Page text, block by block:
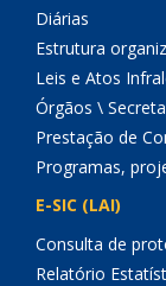
Diárias
Estrutura
Leis e Atos
Órgãos \
Prestação de
Programas,
E-SIC (LAI)
Consulta de
Relatório